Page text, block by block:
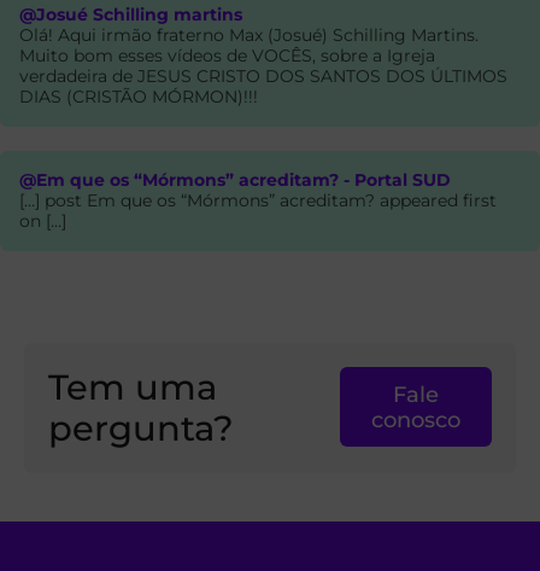
@Josué Schilling martins
Olá! Aqui irmão fraterno Max (Josué) Schilling Martins.
Muito bom esses vídeos de VOCÊS, sobre a Igreja
verdadeira de JESUS CRISTO DOS SANTOS DOS ÚLTIMOS
DIAS (CRISTÃO MÓRMON)!!!
@Em que os “Mórmons” acreditam? - Portal SUD
[…] post Em que os “Mórmons” acreditam? appeared first
on […]
Tem uma
pergunta?
Fale
conosco